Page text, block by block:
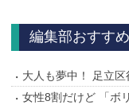
編集部おすす
大人も夢中！ 足立区
女性8割だけど 「ボ